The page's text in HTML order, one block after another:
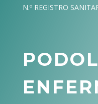
N.º REGISTRO